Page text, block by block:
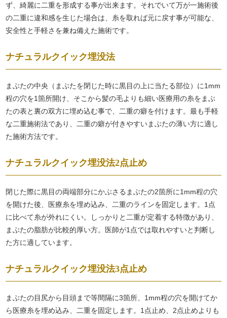
ず、綺麗に二重を形成する事が出来ます。それでいて万が一施術後
の二重に違和感を生じた場合は、糸を取れば元に戻す事が可能な、
安全性と手軽さを兼ね備えた施術です。
ナチュラルクイック埋没法
まぶたの中央（まぶたを閉じた時に黒目の上に当たる部位）に1mm
程の穴を1箇所開け、そこから髪の毛よりも細い医療用の糸をまぶ
たの表と裏の双方に埋め込む事で、二重の癖を付けます。最も手軽
な二重施術法であり、二重の癖が付きやすいまぶたの薄い方に適し
た施術方法です。
ナチュラルクイック埋没法2点止め
閉じた際に黒目の両端部分にかぶさるまぶたの2箇所に1mm程の穴
を開けた後、医療糸を埋め込み、二重のラインを固定します。1点
に比べて糸が外れにくい。しっかりと二重が定着する特徴があり、
まぶたの脂肪が比較的厚い方。医師が1点では取れやすいと判断し
た方に適しています。
ナチュラルクイック埋没法3点止め
まぶたの目尻から目頭まで等間隔に3箇所、1mm程の穴を開けてか
ら医療糸を埋め込み、二重を固定します。1点止め、2点止めよりも